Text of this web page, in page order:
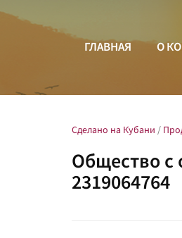
ГЛАВНАЯ О
Сделано на Кубани /
Общество с
2319064764